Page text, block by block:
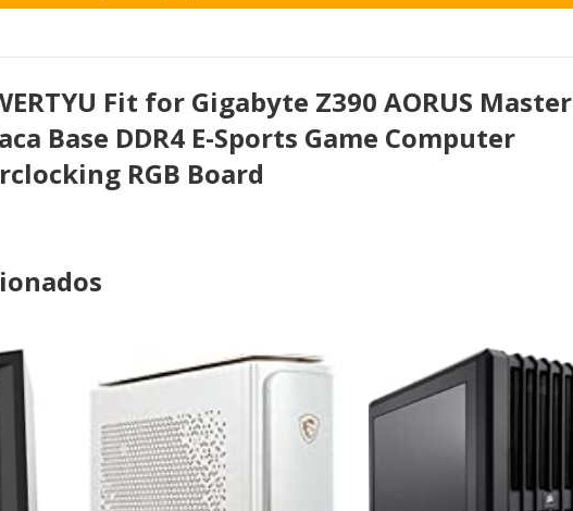
Fit for Gigabyte Z390 AORUS Master
Base DDR4 E-Sports Game Computer
RGB Board